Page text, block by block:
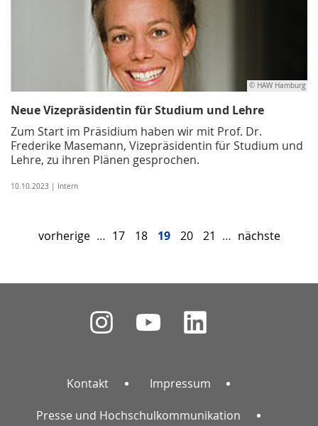
© HAW Hamburg
Neue Vizepräsidentin für Studium und Lehre
Zum Start im Präsidium haben wir mit Prof. Dr.
Frederike Masemann, Vizepräsidentin für Studium und
Lehre, zu ihren Plänen gesprochen.
10.10.2023 | Intern
vorherige … 17 18 19 20 21 … nächste
Kontakt Impressum
Presse und Hochschulkommunikation